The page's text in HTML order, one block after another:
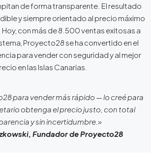
de forma transparente. El resultado
y siempre orientado al precio máximo
con más de 8.500 ventas exitosas a
Proyecto28 se ha convertido en el
para vender con seguridad y al mejor
en las Islas Canarias.
para vender más rápido — lo creé para
obtenga el precio justo, con total
y sin incertidumbre.»
Fundador de Proyecto28